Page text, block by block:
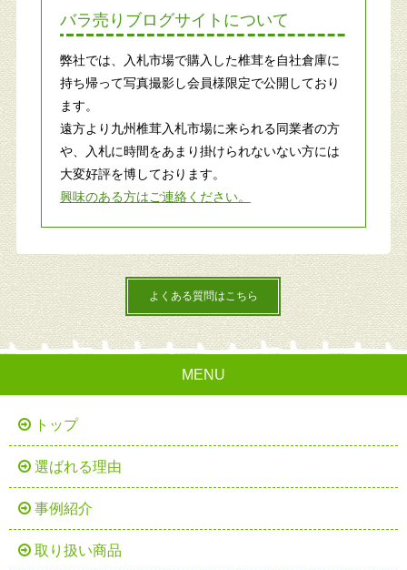
バラ売りブログサイトについて
弊社では、入札市場で購入した椎茸を自社倉庫に
持ち帰って写真撮影し会員様限定で公開しており
ます。
遠方より九州椎茸入札市場に来られる同業者の方
や、入札に時間をあまり掛けられないない方には
大変好評を博しております。
興味のある方はご連絡ください。
よくある質問はこちら
MENU
トップ
選ばれる理由
事例紹介
取り扱い商品